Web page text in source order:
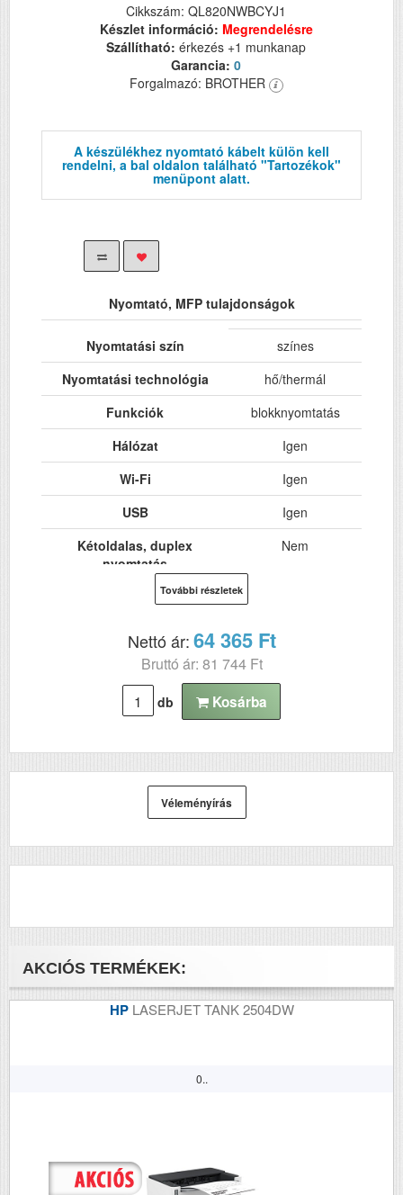
Cikkszám: QL820NWBCYJ1
Készlet információ: Megrendelésre
Szállítható: érkezés +1 munkanap
Garancia: 0
Forgalmazó: BROTHER
A készülékhez nyomtató kábelt külön kell
rendelni, a bal oldalon található "Tartozékok"
menüpont alatt.
Nyomtató, MFP tulajdonságok
Nyomtatási szín
színes
Nyomtatási technológia
hő/thermál
Funkciók
blokknyomtatás
Hálózat
Igen
Wi-Fi
Igen
USB
Igen
Kétoldalas, duplex
nyomtatás
Nem
ADF (automatikus
DADF (automatikus
kétoldalas lapolvasás)
RAM (MB)
Tömeg (kg)
További részletek
Nettó ár:64 365 Ft
Bruttó ár: 81 744 Ft
db Kosárba
Véleményírás
AKCIÓS TERMÉKEK:
HP LASERJET TANK 2504DW
0..